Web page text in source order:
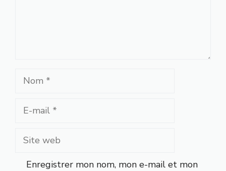
Nom
Site
Enregistrer mon nom, mon e-mail et mon